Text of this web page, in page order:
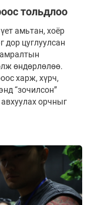
тольдлоо
амьтан, хоёр
дор цуглуулсан
амралтын
өндөрлөлөө.
харж, хүрч,
“зочилсон”
орчныг